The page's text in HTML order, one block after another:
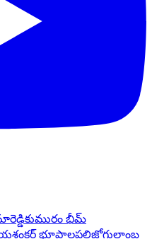
కుమురం భీమ్
భూపాలపల్లిజోగులాంబ